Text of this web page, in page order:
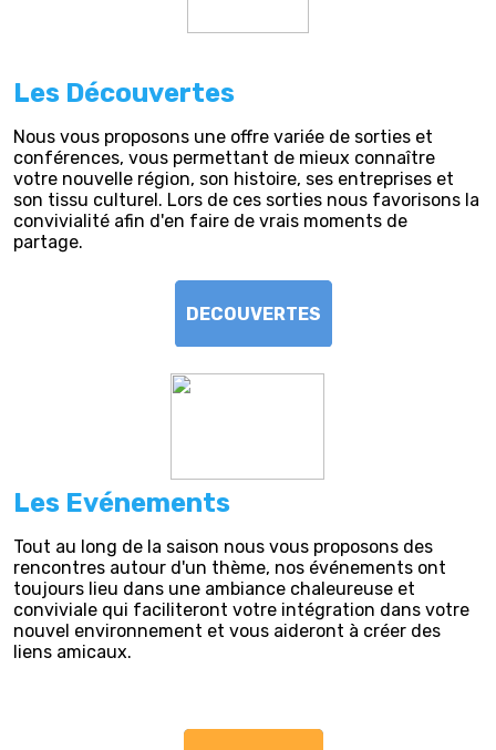
Les Découvertes
Nous vous proposons une offre variée de sorties et
conférences, vous permettant de mieux connaître
votre nouvelle région, son histoire, ses entreprises et
son tissu culturel. Lors de ces sorties nous favorisons la
convivialité afin d'en faire de vrais moments de
partage.
DECOUVERTES
Les Evénements
Tout au long de la saison nous vous proposons des
rencontres autour d'un thème, nos événements ont
toujours lieu dans une ambiance chaleureuse et
conviviale qui faciliteront votre intégration dans votre
nouvel environnement et vous aideront à créer des
liens amicaux.